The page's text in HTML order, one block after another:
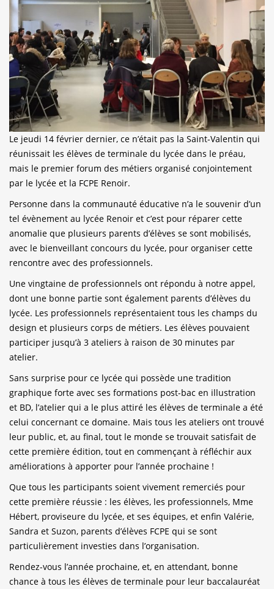
Le jeudi 14 février dernier, ce n’était pas la Saint-Valentin qui
réunissait les élèves de terminale du lycée dans le préau,
mais le premier forum des métiers organisé conjointement
par le lycée et la FCPE Renoir.
Personne dans la communauté éducative n’a le souvenir d’un
tel évènement au lycée Renoir et c’est pour réparer cette
anomalie que plusieurs parents d’élèves se sont mobilisés,
avec le bienveillant concours du lycée, pour organiser cette
rencontre avec des professionnels.
Une vingtaine de professionnels ont répondu à notre appel,
dont une bonne partie sont également parents d’élèves du
lycée. Les professionnels représentaient tous les champs du
design et plusieurs corps de métiers. Les élèves pouvaient
participer jusqu’à 3 ateliers à raison de 30 minutes par
atelier.
Sans surprise pour ce lycée qui possède une tradition
graphique forte avec ses formations post-bac en illustration
et BD, l’atelier qui a le plus attiré les élèves de terminale a été
celui concernant ce domaine. Mais tous les ateliers ont trouvé
leur public, et, au final, tout le monde se trouvait satisfait de
cette première édition, tout en commençant à réfléchir aux
améliorations à apporter pour l’année prochaine !
Que tous les participants soient vivement remerciés pour
cette première réussie : les élèves, les professionnels, Mme
Hébert, proviseure du lycée, et ses équipes, et enfin Valérie,
Sandra et Suzon, parents d’élèves FCPE qui se sont
particulièrement investies dans l’organisation.
Rendez-vous l’année prochaine, et, en attendant, bonne
chance à tous les élèves de terminale pour leur baccalauréat